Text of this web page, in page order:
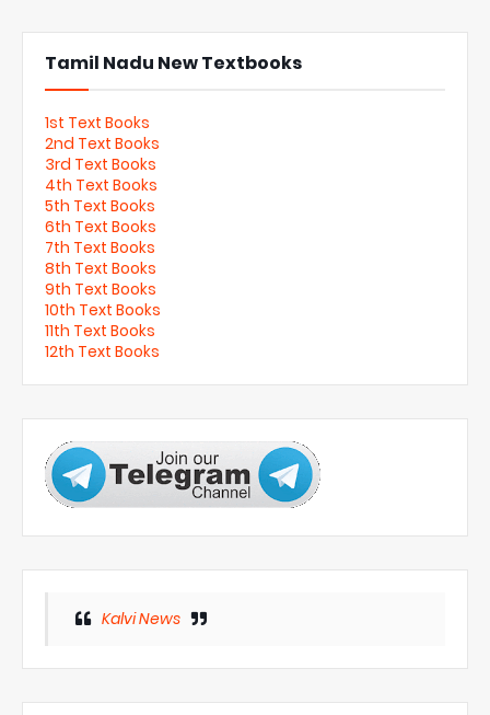
Tamil Nadu New Textbooks
1st Text Books
2nd Text Books
3rd Text Books
4th Text Books
5th Text Books
6th Text Books
7th Text Books
8th Text Books
9th Text Books
10th Text Books
11th Text Books
12th Text Books
Kalvi News